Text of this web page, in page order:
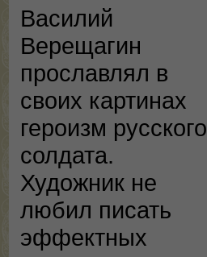
Василий
Верещагин
прославлял в
своих картинах
героизм русского
солдата.
Художник не
любил писать
эффектных